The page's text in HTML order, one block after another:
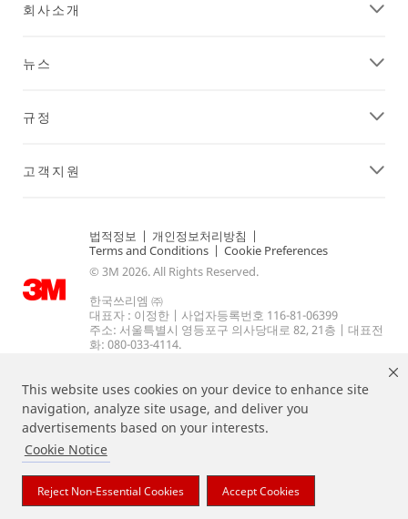
This website uses cookies on your device to enhance site
navigation, analyze site usage, and deliver you
advertisements based on your interests.
Cookie Notice
Reject Non-Essential Cookies Accept Cookies
회사소개
뉴스
규정
고객지원
법적정보 | 개인정보처리방침 |
Terms and Conditions | Cookie Preferences
© 3M 2026. All Rights Reserved.
한국쓰리엠 ㈜
대표자 : 이정한 | 사업자등록번호 116-81-06399
주소: 서울특별시 영등포구 의사당대로 82, 21층 | 대표전
화: 080-033-4114.
상기 열거된 브랜드는 3M의 상표입니다.